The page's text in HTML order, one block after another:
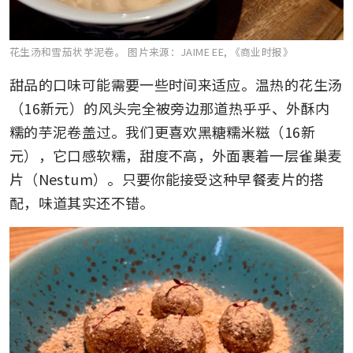
花生汤和雪茄状芋泥卷。 图片来源：JAIME EE, 《商业时报》
甜品的口味可能需要一些时间来适应。温热的花生汤
（16新元）的风头完全被旁边那道热乎乎、外酥内
糯的芋泥卷盖过。我们更喜欢黑糖糯米糍（16新
元），它口感软糯，甜度不高，外面裹着一层雀巢麦
片（Nestum）。只要你能接受这种早餐麦片的搭
配，味道其实还不错。